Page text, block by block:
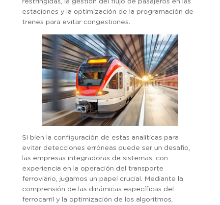
estaciones y la optimización de la programación de
trenes para evitar congestiones.
Si bien la configuración de estas analíticas para
evitar detecciones erróneas puede ser un desafío,
las empresas integradoras de sistemas, con
experiencia en la operación del transporte
ferroviario, jugamos un papel crucial. Mediante la
comprensión de las dinámicas específicas del
ferrocarril y la optimización de los algoritmos,